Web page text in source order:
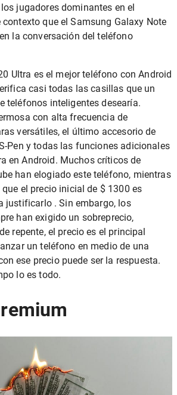
jugadores dominantes en el
contexto que el Samsung Galaxy Note
la conversación del teléfono
Ultra es el mejor teléfono con Android
casi todas las casillas que un
teléfonos inteligentes desearía.
con alta frecuencia de
versátiles, el último accesorio de
Pen y todas las funciones adicionales
en Android. Muchos críticos de
han elogiado este teléfono, mientras
el precio inicial de $ 1300 es
justificarlo . Sin embargo, los
han exigido un sobreprecio,
repente, el precio es el principal
un teléfono en medio de una
ese precio puede ser la respuesta.
lo es todo.